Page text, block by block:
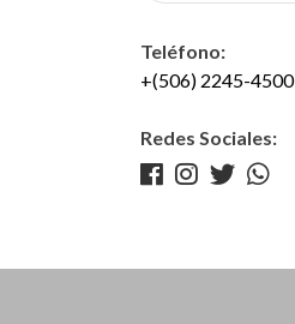
Teléfono:
+(506) 2245-4500
Redes Sociales: